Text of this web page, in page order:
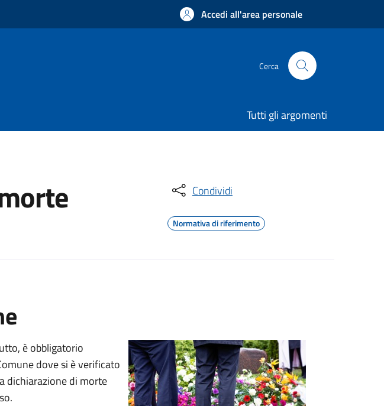
Accedi all'area personale
Cerca
Tutti gli argomenti
Condividi
Normativa di riferimento
è obbligatorio
dove si è verificato
dichiarazione di morte